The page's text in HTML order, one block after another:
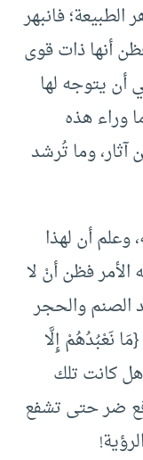
فانبهر
أنها ذات قوى
أن يتوجه لها
وراء هذه
وما تُرشد
أن لهذا
الأمر فظن أنْ لا
الصنم والحجر
نَعْبُدُهُمْ إِلَّا
كانت تلك
ضر حتى تشفع